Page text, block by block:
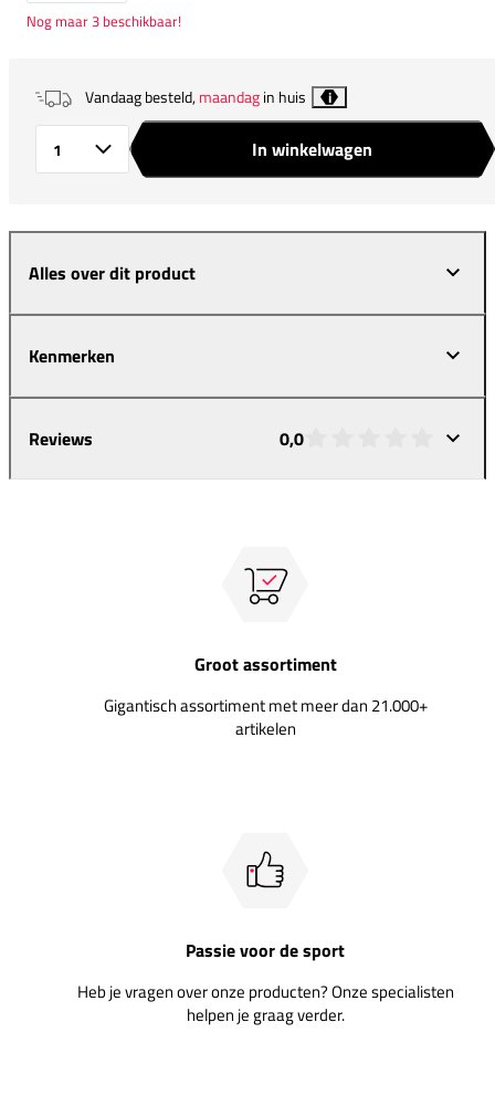
Nog maar 3 beschikbaar!
Vandaag besteld,maandagin huis i
In winkelwagen
Alles over dit product
Kenmerken
Reviews 0,0
Groot assortiment
Gigantisch assortiment met meer dan 21.000+
artikelen
Passie voor de sport
Heb je vragen over onze producten? Onze specialisten
helpen je graag verder.